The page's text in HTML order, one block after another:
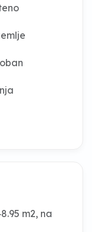
m2, na